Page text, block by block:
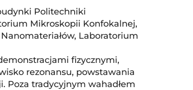
Politechniki
Mikroskopii Konfokalnej,
Laboratorium
fizycznymi,
rezonansu, powstawania
Poza tradycyjnym wahadłem